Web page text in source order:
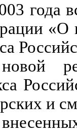
года
«О
и